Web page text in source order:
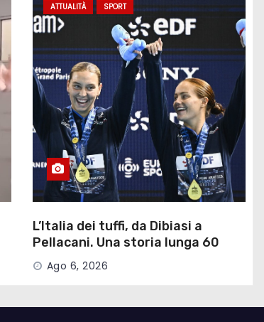
ATTUALITÀ SPORT
L’Italia dei tuffi, da Dibiasi a
Pellacani. Una storia lunga 60
anniAgo 6, 2026